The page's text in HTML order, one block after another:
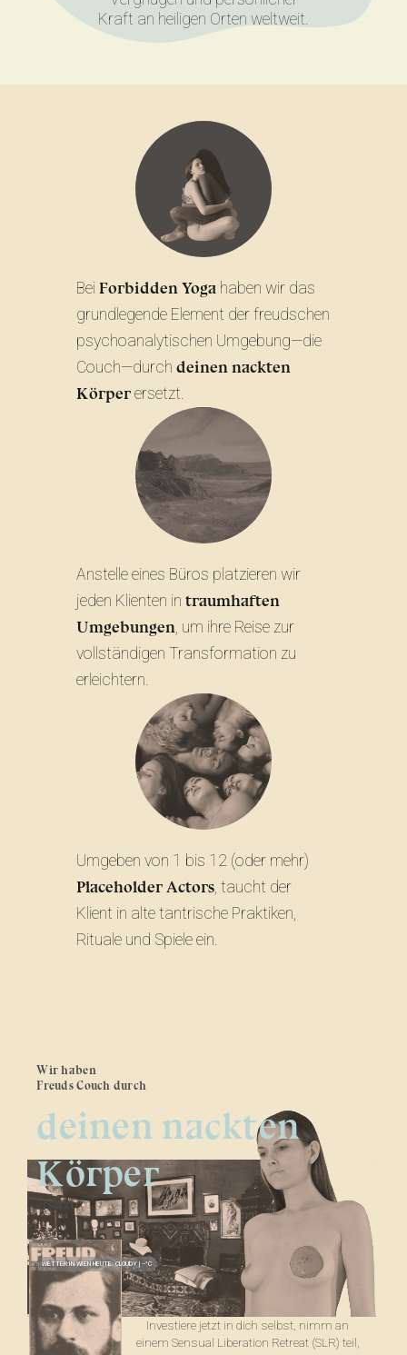
Kraft an heiligen Orten weltweit.
Bei Forbidden Yoga haben wir das
grundlegende Element der freudschen
psychoanalytischen Umgebung—die
Couch—durch deinen nackten
Körper ersetzt.
Anstelle eines Büros platzieren wir
jeden Klienten in traumhaften
Umgebungen, um ihre Reise zur
vollständigen Transformation zu
erleichtern.
Umgeben von 1 bis 12 (oder mehr)
Placeholder Actors, taucht der
Klient in alte tantrische Praktiken,
Rituale und Spiele ein.
Wir haben
Freuds Couch durch
deinen nackten
Körper
ersetzt
WETTER IN WIEN HEUTE:CLOUDY --°C
Investiere jetzt in dich selbst, nimm an
einem Sensual Liberation Retreat (SLR) teil,